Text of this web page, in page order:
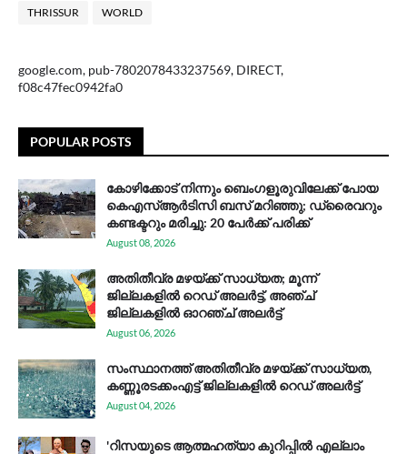
THRISSUR WORLD
google.com, pub-7802078433237569, DIRECT,
f08c47fec0942fa0
POPULAR POSTS
കോഴിക്കോട് നിന്നും ബെംഗളൂരുവിലേക്ക് പോയ
കെഎസ്ആര്‍ടിസി ബസ് മറിഞ്ഞു; ഡ്രൈവറും
കണ്ടക്ടറും മരിച്ചു: 20 പേര്‍ക്ക് പരിക്ക്
August 08, 2026
അതിതീവ്ര മഴയ്ക്ക് സാധ്യത; മൂന്ന്
ജില്ലകളിൽ റെഡ് അലർട്ട്, അഞ്ച്
ജില്ലകളിൽ ഓറഞ്ച് അലർട്ട്
August 06, 2026
സം​സ്ഥാ​ന​ത്ത് അ​തി​തീ​വ്ര മ​ഴ​യ്ക്ക് സാ​ധ്യ​ത,
കണ്ണൂരടക്കംഎ​ട്ട് ജി​ല്ല​ക​ളി​ൽ റെ​ഡ് അ​ലർ​ട്ട്
August 04, 2026
'റിസയുടെ ആത്മഹത്യാ കുറിപ്പിൽ എല്ലാം